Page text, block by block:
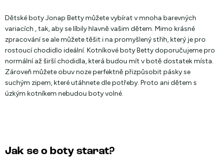
Dětské boty Jonap Betty můžete vybírat v mnoha barevných
variacích , tak, aby se líbily hlavně vašim dětem. Mimo krásné
zpracování se ale můžete těšit i na promyšlený střih, který je pro
rostoucí chodidlo ideální. Kotníkové boty Betty doporučujeme pro
normální až širší chodidla, která budou mít v botě dostatek místa.
Zároveň můžete obuv noze perfektně přizpůsobit pásky se
suchým zipem, které utáhnete dle potřeby. Proto ani dětem s
úzkým kotníkem nebudou boty volné.
Jak se o boty starat?